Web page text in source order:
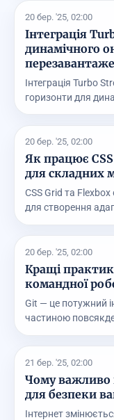
20 бер. '25, 02:00
Інтеграція
динамічного
Інтеграція Turbo
горизонти для
20 бер. '25, 02:00
Як працює
для складних
CSS Grid та
для створення
20 бер. '25, 02:00
Кращі
командної
Git — це потужний
частиною
21 бер. '25, 02:00
Чому важливо
для безпеки
Інтернет